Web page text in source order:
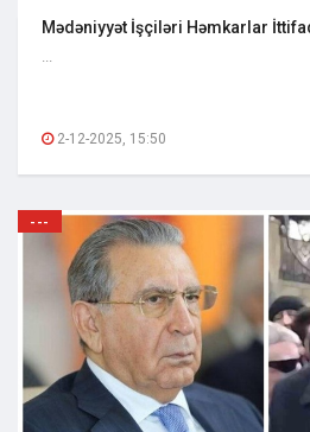
Mədəniyyət İşçiləri Həmkarlar
...
2-12-2025, 15:50
---